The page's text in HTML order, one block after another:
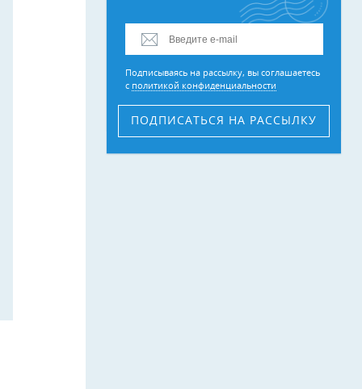
Подписываясь на рассылку, вы соглашаетесь
с политикой конфиденциальности
ПОДПИСАТЬСЯ НА РАССЫЛКУ